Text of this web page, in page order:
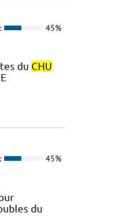
45%
du CHU
45%
du